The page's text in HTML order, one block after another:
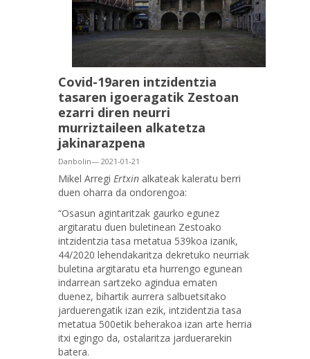
Covid-19aren intzidentzia
tasaren igoeragatik Zestoan
ezarri diren neurri
murriztaileen alkatetza
jakinarazpena
Danbolin— 2021-01-21
Mikel Arregi Ertxin alkateak kaleratu berri
duen oharra da ondorengoa:
“Osasun agintaritzak gaurko egunez
argitaratu duen buletinean Zestoako
intzidentzia tasa metatua 539koa izanik,
44/2020 lehendakaritza dekretuko neurriak
buletina argitaratu eta hurrengo egunean
indarrean sartzeko agindua ematen
duenez, bihartik aurrera salbuetsitako
jarduerengatik izan ezik, intzidentzia tasa
metatua 500etik beherakoa izan arte herria
itxi egingo da, ostalaritza jarduerarekin
batera.